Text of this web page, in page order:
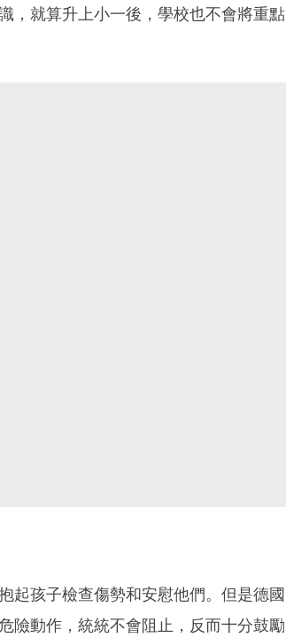
，就算升上小一後，學校也不會將重點
起孩子檢查傷勢和安慰他們。但是德國
險動作，統統不會阻止，反而十分鼓勵